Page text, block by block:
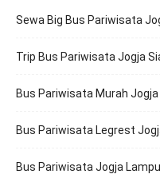
Sewa Big Bus Pariwisata
Trip Bus Pariwisata Jogja
Bus Pariwisata Murah
Bus Pariwisata Legrest
Bus Pariwisata Jogja